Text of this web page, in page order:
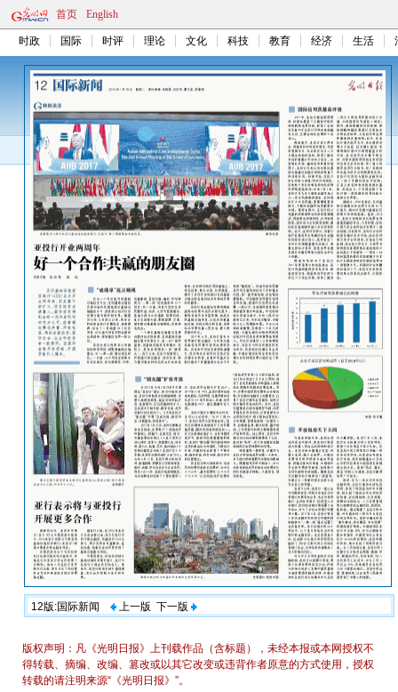
首页 English
时政 国际 时评 理论 文化 科技 教育 经济 生活
12版:国际新闻 上一版 下一版